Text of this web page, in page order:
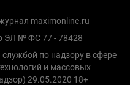
maximonline.ru
ЭЛ № ФС 77 - 78428
по надзору в сфере
и массовых
29.05.2020 18+